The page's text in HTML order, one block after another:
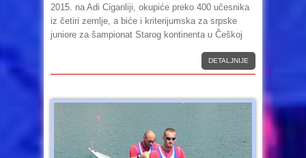
2015. na Adi Ciganliji, okupiće preko 400 učesnika
iz četiri zemlje, a biće i kriterijumska za srpske
juniore za šampionat Starog kontinenta u Češkoj
DETALJNIJE